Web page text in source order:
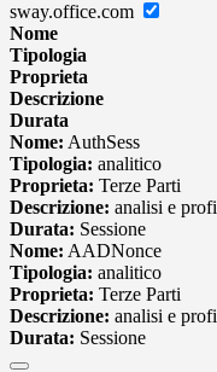
sway.office.com
Nome
Tipologia
Proprieta
Descrizione
Durata
Nome: AuthSess
Tipologia: analitico
Proprieta: Terze Parti
Descrizione: analisi e
Durata: Sessione
Nome: AADNonce
Tipologia: analitico
Proprieta: Terze Parti
Descrizione: analisi e
Durata: Sessione